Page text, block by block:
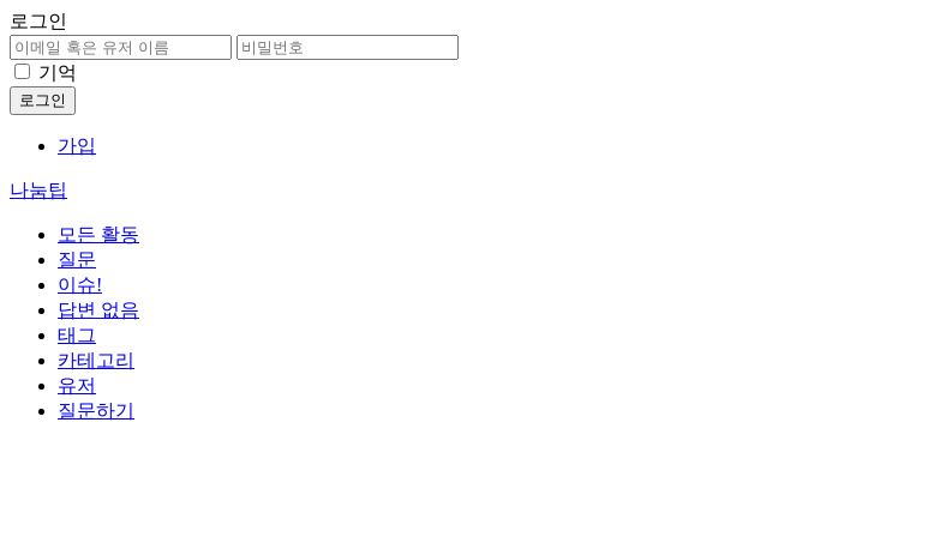
로그인
기억
가입
나눔팁
모든 활동
질문
이슈!
답변 없음
태그
카테고리
유저
질문하기